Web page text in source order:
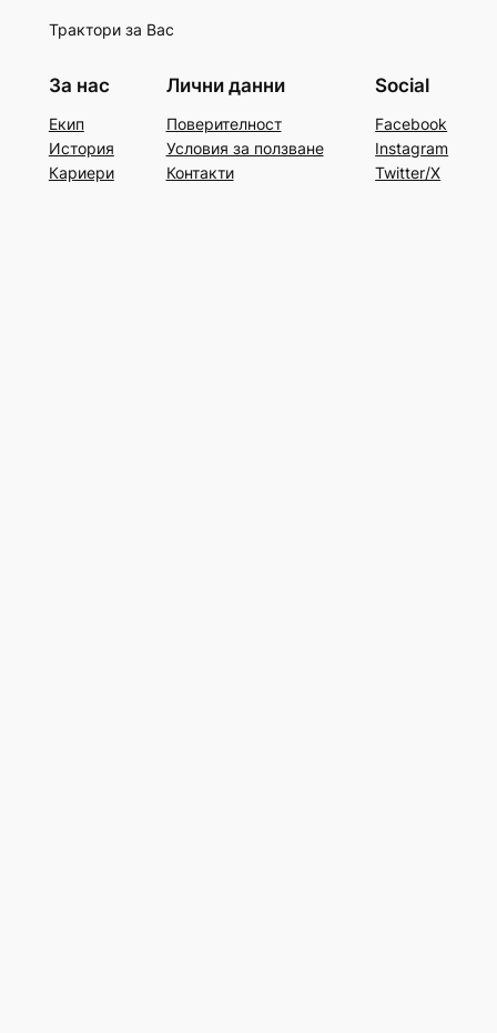
Трактори за Вас
За нас
Екип
История
Кариери
Лични данни
Поверителност
Условия за ползване
Контакти
Social
Facebook
Instagram
Twitter/X